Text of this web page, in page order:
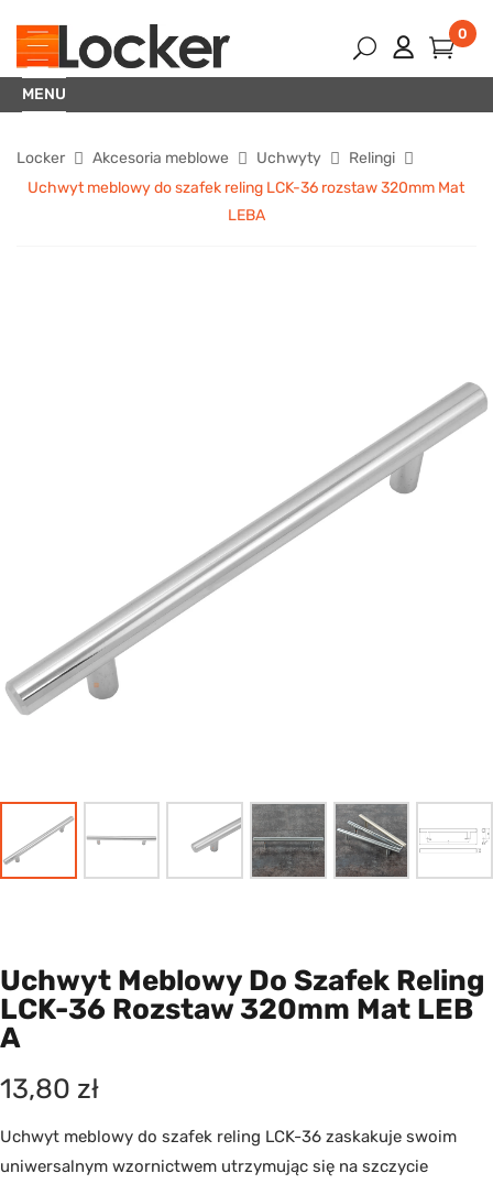
0
MENU
Locker Akcesoria meblowe Uchwyty
Relingi
Uchwyt meblowy do szafek reling LCK-36 rozstaw 320mm Mat
LEBA
Uchwyt Meblowy Do Szafek Reling
LCK-36 Rozstaw 320mm Mat LEB
A
13,80 zł
Uchwyt meblowy do szafek reling LCK-36 zaskakuje swoim
uniwersalnym wzornictwem utrzymując się na szczycie